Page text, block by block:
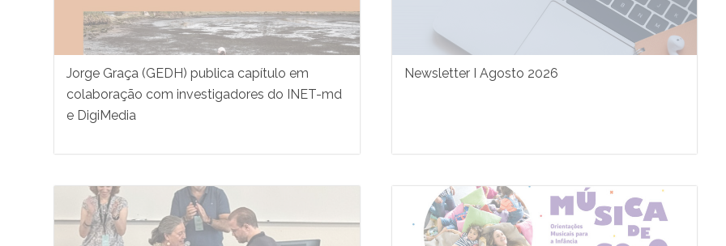
Jorge Graça (GEDH) publica capítulo em
colaboração com investigadores do INET-md
e DigiMedia
Newsletter I Agosto 2026